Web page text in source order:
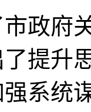
政府
提升
系统